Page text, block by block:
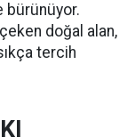
bürünüyor.
doğal alan,
tercih